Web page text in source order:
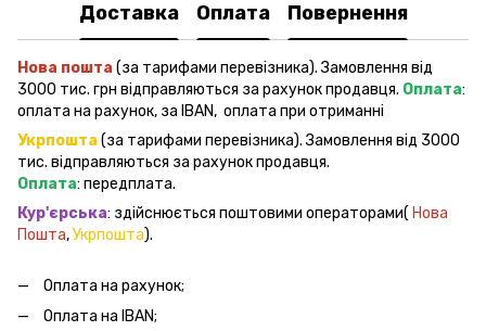
Доставка Оплата Повернення
Нова пошта (за тарифами перевізника). Замовлення від
3000 тис. грн відправляються за рахунок продавця. Оплата:
оплата на рахунок, за IBAN, оплата при отриманні
Укрпошта (за тарифами перевізника). Замовлення від 3000
тис. відправляються за рахунок продавця.
Оплата: передплата.
Кур'єрська: здійснюється поштовими операторами( Нова
Пошта,Укрпошта).
Оплата на рахунок;
Оплата на IBAN;